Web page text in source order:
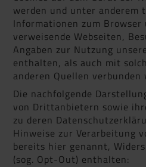
werden und unter anderem
Informationen zum Browser
verweisende Webseiten,
Angaben zur Nutzung
enthalten, als auch mit
anderen Quellen verbunden
Die nachfolgende
von Drittanbietern sowie
zu deren
Hinweise zur Verarbeitung
bereits hier genannt,
(sog. Opt-Out) enthalten: